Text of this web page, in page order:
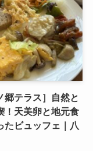
郷テラス］自然と
！天美卵と地元食
たビュッフェ｜八